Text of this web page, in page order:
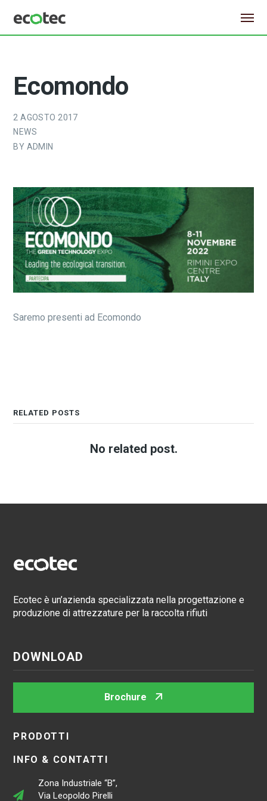
Ecomondo
2 AGOSTO 2017
NEWS
BY ADMIN
Saremo presenti ad Ecomondo
RELATED POSTS
No related post.
Ecotec è un’azienda specializzata nella progettazione e
produzione di attrezzature per la raccolta rifiuti
DOWNLOAD
Brochure
PRODOTTI
INFO & CONTATTI
Zona Industriale “B”,
Via Leopoldo Pirelli